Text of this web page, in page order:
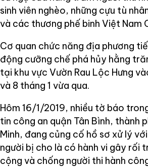
sinh viên nghèo, những cựu tù
và các thương phế binh Việt Nam
Cơ quan chức năng địa phương
động cưỡng chế phá hủy hằng
tại khu vực Vườn Rau Lộc Hưng
và 8 tháng 1 vừa qua.
Hôm 16/1/2019, nhiều tờ báo
tin công an quận Tân Bình, thành
Minh, đang củng cố hồ sơ xử lý
người bị cho là có hành vi gây rối
cộng và chống người thi hành